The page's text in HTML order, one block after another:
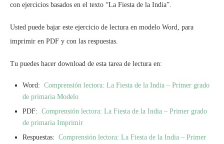
con ejercicios basados en el texto “La Fiesta de la India”.
Usted puede bajar este ejercicio de lectura en modelo Word, para
imprimir en PDF y con las respuestas.
Tu puedes hacer download de esta tarea de lectura en:
Word: Comprensión lectora: La Fiesta de la India – Primer grado
de primaria Modelo
PDF: Comprensión lectora: La Fiesta de la India – Primer grado
de primaria Imprimir
Respuestas: Comprensión lectora: La Fiesta de la India – Primer